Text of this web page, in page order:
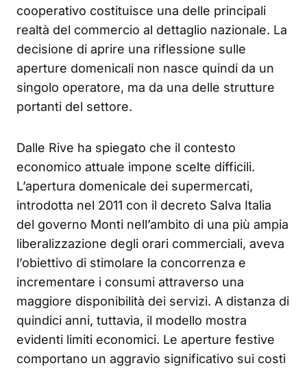
cooperativo costituisce una delle principali
realtà del commercio al dettaglio nazionale. La
decisione di aprire una riflessione sulle
aperture domenicali non nasce quindi da un
singolo operatore, ma da una delle strutture
portanti del settore.
Dalle Rive ha spiegato che il contesto
economico attuale impone scelte difficili.
L’apertura domenicale dei supermercati,
introdotta nel 2011 con il decreto Salva Italia
del governo Monti nell’ambito di una più ampia
liberalizzazione degli orari commerciali, aveva
l’obiettivo di stimolare la concorrenza e
incrementare i consumi attraverso una
maggiore disponibilità dei servizi. A distanza di
quindici anni, tuttavia, il modello mostra
evidenti limiti economici. Le aperture festive
comportano un aggravio significativo sui costi